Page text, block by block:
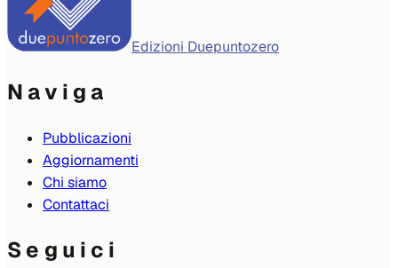
Edizioni Duepuntozero
Naviga
Pubblicazioni
Aggiornamenti
Chi siamo
Contattaci
Seguici